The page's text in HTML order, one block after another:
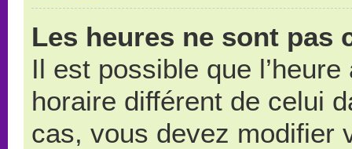
Les heures ne sont pas
Il est possible que
horaire différent de celui
cas, vous devez modifier